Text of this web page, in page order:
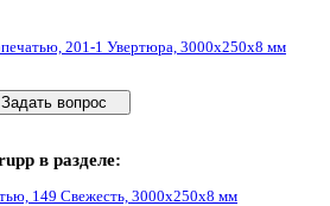
201-1 Увертюра, 3000x250x8 мм
Задать вопрос
в разделе: